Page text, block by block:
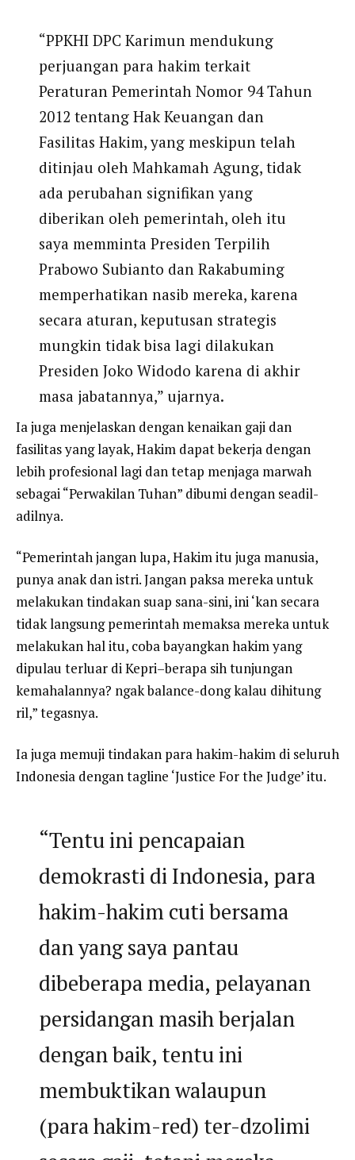
“PPKHI DPC Karimun mendukung
perjuangan para hakim terkait
Peraturan Pemerintah Nomor 94 Tahun
2012 tentang Hak Keuangan dan
Fasilitas Hakim, yang meskipun telah
ditinjau oleh Mahkamah Agung, tidak
ada perubahan signifikan yang
diberikan oleh pemerintah, oleh itu
saya memminta Presiden Terpilih
Prabowo Subianto dan Rakabuming
memperhatikan nasib mereka, karena
secara aturan, keputusan strategis
mungkin tidak bisa lagi dilakukan
Presiden Joko Widodo karena di akhir
masa jabatannya,” ujarnya.
Ia juga menjelaskan dengan kenaikan gaji dan
fasilitas yang layak, Hakim dapat bekerja dengan
lebih profesional lagi dan tetap menjaga marwah
sebagai “Perwakilan Tuhan” dibumi dengan seadil-
adilnya.
“Pemerintah jangan lupa, Hakim itu juga manusia,
punya anak dan istri. Jangan paksa mereka untuk
melakukan tindakan suap sana-sini, ini ‘kan secara
tidak langsung pemerintah memaksa mereka untuk
melakukan hal itu, coba bayangkan hakim yang
dipulau terluar di Kepri–berapa sih tunjungan
kemahalannya? ngak balance-dong kalau dihitung
ril,” tegasnya.
Ia juga memuji tindakan para hakim-hakim di seluruh
Indonesia dengan tagline ‘Justice For the Judge’ itu.
“Tentu ini pencapaian
demokrasti di Indonesia, para
hakim-hakim cuti bersama
dan yang saya pantau
dibeberapa media, pelayanan
persidangan masih berjalan
dengan baik, tentu ini
membuktikan walaupun
(para hakim-red) ter-dzolimi